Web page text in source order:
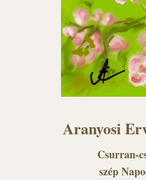
Aranyosi
Csurran-
szép